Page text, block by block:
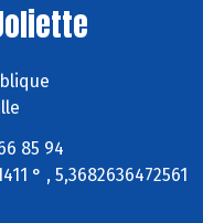
85 94
° , 5,3682636472561